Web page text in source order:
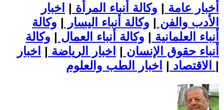
أخبار عامة | وكالة أنباء المرأة | اخبار
الأدب والفن | وكالة أنباء اليسار | وكالة
أنباء العلمانية | وكالة أنباء العمال | وكالة
أنباء حقوق الإنسان | اخبار الرياضة | اخبار
الاقتصاد | |